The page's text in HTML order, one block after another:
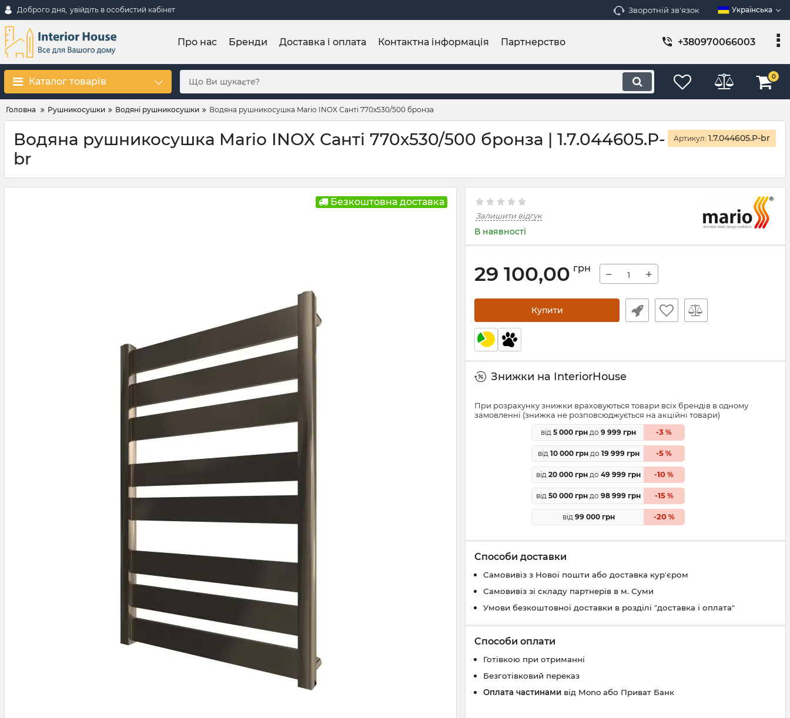
Доброго дня, увійдіть в особистий кабінет Зворотній зв'язок Українська
Про нас Бренди Доставка і оплата Контактна інформація Партнерство +380970066003
Каталог товарів 0
Головна Рушникосушки Водяні рушникосушки Водяна рушникосушка Mario INOX Санті 770х530/500 бронза
Водяна рушникосушка Mario INOX Санті 770х530/500 бронза | 1.7.044605.P-
br
Артикул: 1.7.044605.P-br
Безкоштовна доставка
Залишити відгук
В наявності
29 100,00 грн − +
Купити
Знижки на InteriorHouse
При розрахунку знижки враховуються товари всіх брендів в одному
замовленні (знижка не розповсюджується на акційні товари)
від 5 000 грн до 9 999 грн -3 %
від 10 000 грндо 19 999 грн -5 %
від 20 000 грн до 49 999 грн -10 %
від 50 000 грн до 98 999 грн -15%
від 99 000 грн -20%
Способи доставки
Самовивіз з Нової пошти або доставка кур'єром
Самовивіз зі складу партнерів в м. Суми
Умови безкоштовної доставки в розділі "доставка і оплата"
Способи оплати
Готівкою при отриманні
Безготівковий переказ
Оплата частинами від Mono або Приват Банк